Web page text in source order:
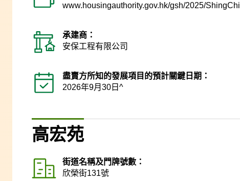
www.housingauthority.gov.hk/gsh/2025/ShingChi
承建商：
安保工程有限公司
盡賣方所知的發展項目的預計關鍵日期：
2026年9月30日^
高宏苑
街道名稱及門牌號數：
欣榮街131號